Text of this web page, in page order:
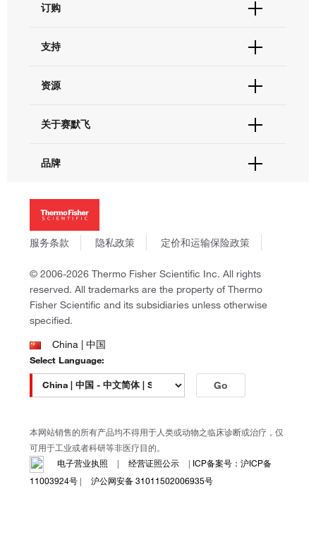
订购
订单支持
现货供应中心
支持
联系我们 - 400 820 8982
查找文件&证书
资源
促销
社交媒体
关于赛默飞
招聘
新闻
社会责任
商标
品牌
Applied Biosystems
Invitrogen
Gibco
Unity Lab Services
Patheon
PPD
服务条款 隐私政策 定价和运输保险政策
© 2006-2026 Thermo Fisher Scientific Inc. All rights
reserved. All trademarks are the property of Thermo
Fisher Scientific and its subsidiaries unless otherwise
specified.
China | 中国
Select Language:
Go
本网站销售的所有产品均不得用于人类或动物之临床诊断或治疗，仅
可用于工业或者科研等非医疗目的。
电子营业执照
| 经营证照公示 | ICP备案号：沪ICP备
11003924号 | 沪公网安备 31011502006935号